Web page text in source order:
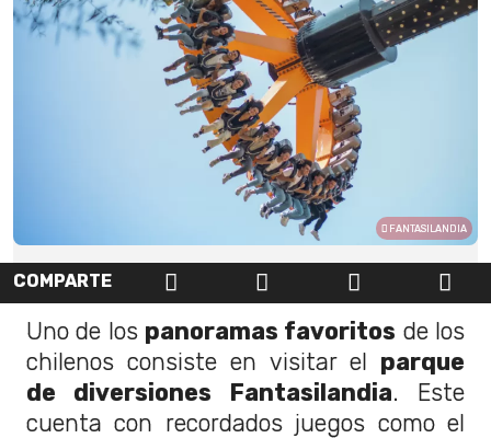
FANTASILANDIA
COMPARTE
Uno de los panoramas favoritos de los
chilenos consiste en visitar el parque
de diversiones Fantasilandia. Este
cuenta con recordados juegos como el